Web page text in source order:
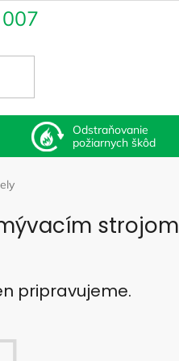
Odstraňovanie
požiarnych škôd
strojom
pripravujeme.